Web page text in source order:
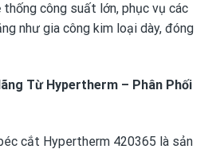
thống công suất lớn, phục vụ các
như gia công kim loại dày, đóng
Từ Hypertherm – Phân Phối
cắt Hypertherm 420365 là sản